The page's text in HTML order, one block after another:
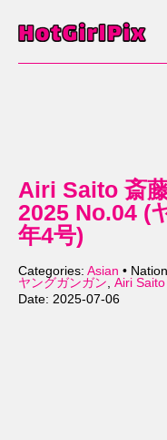
Airi Saito 斎
2025 No.04 (
年4号)
Categories: Asian •
ヤングガンガン, Airi
Date: 2025-07-06